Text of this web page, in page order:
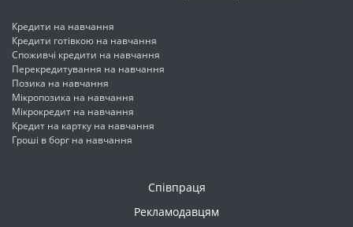
Кредити на навчання
Кредити готівкою на навчання
Споживчі кредити на навчання
Перекредитування на навчання
Позика на навчання
Мікропозика на навчання
Мікрокредит на навчання
Кредит на картку на навчання
Гроші в борг на навчання
Співпраця
Рекламодавцям